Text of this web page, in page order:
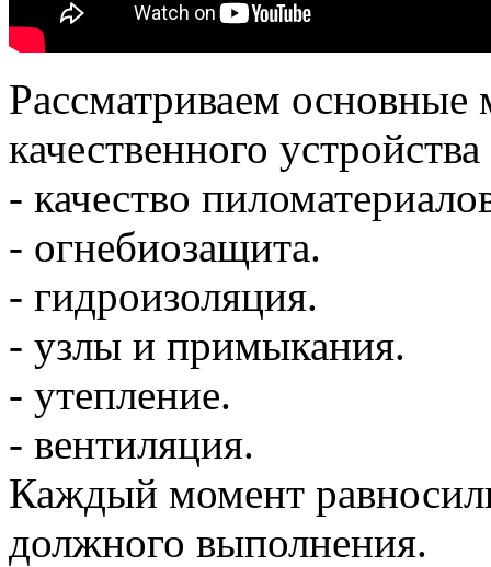
Рассматриваем
качественного
- качество
- огнебиозащита.
- гидроизоляция.
- узлы и примыкания.
- утепление.
- вентиляция.
Каждый момент
должного выполнения.